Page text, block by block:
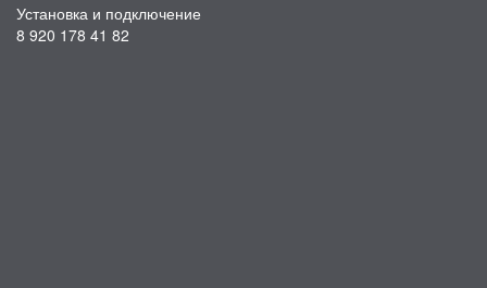
Установка и подключение
8 920 178 41 82